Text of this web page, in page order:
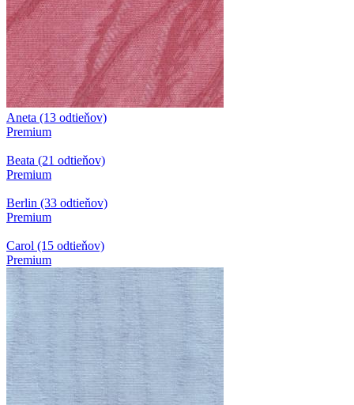
Aneta (13 odtieňov)
Premium
Beata (21 odtieňov)
Premium
Berlin (33 odtieňov)
Premium
Carol (15 odtieňov)
Premium